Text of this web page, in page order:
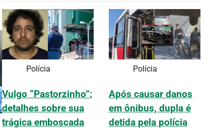
Polícia
Vulgo “Pastorzinho”:
detalhes sobre sua
trágica emboscada
Polícia
Após causar danos
em ônibus, dupla é
detida pela polícia